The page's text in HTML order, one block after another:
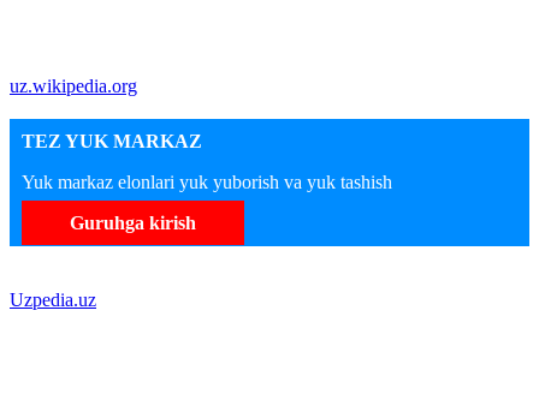
uz.wikipedia.org
TEZ YUK MARKAZ
Yuk markaz elonlari yuk yuborish va yuk tashish
Guruhga kirish
Uzpedia.uz